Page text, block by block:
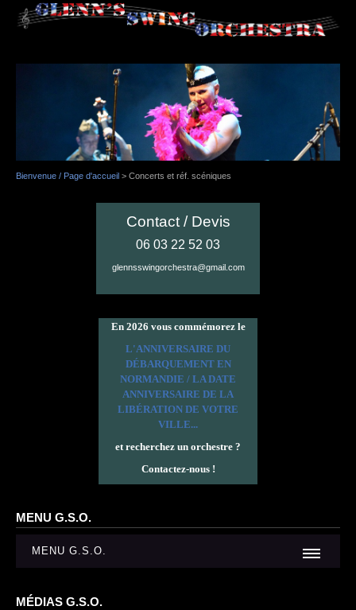
Bienvenue / Page d'accueil > Concerts et réf. scéniques
Contact / Devis
06 03 22 52 03
glennsswingorchestra@gmail.com
En 2026 vous commémorez le
L'ANNIVERSAIRE DU
DÉBARQUEMENT EN
NORMANDIE / LA DATE
ANNIVERSAIRE DE LA
LIBÉRATION DE VOTRE
VILLE...
et recherchez un orchestre ?
Contactez-nous !
MENU G.S.O.
MENU G.S.O.
MÉDIAS G.S.O.